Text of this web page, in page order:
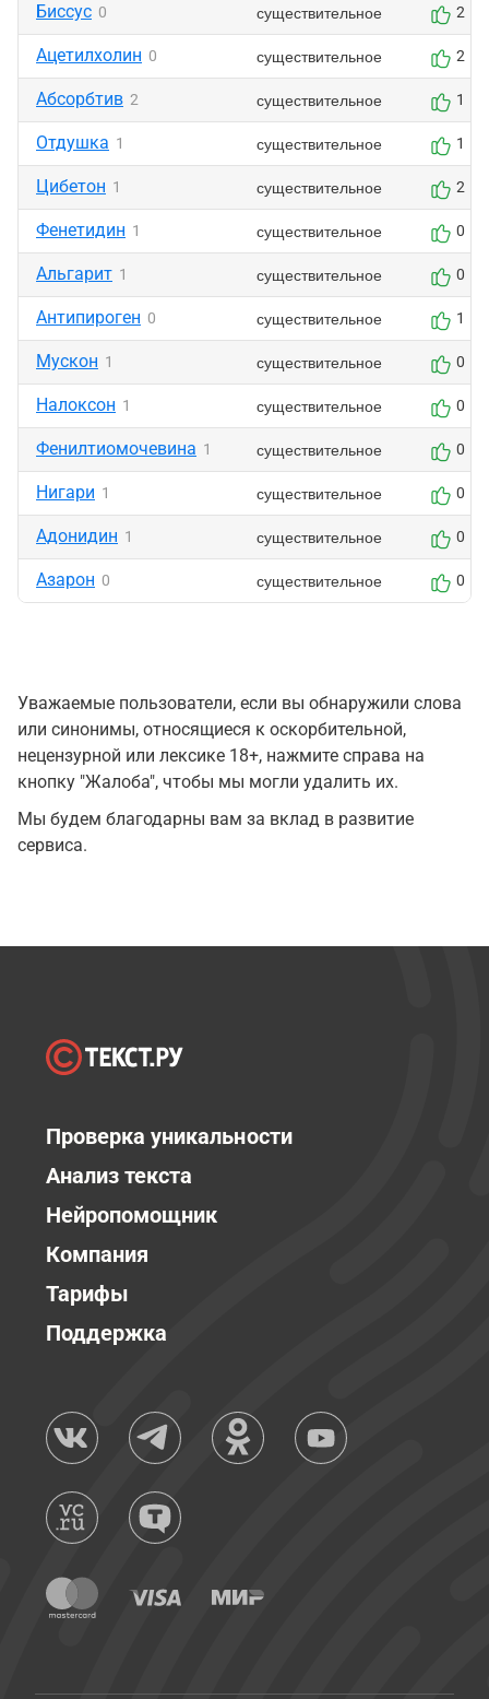
Биссус 0 существительное 2
Ацетилхолин 0 существительное 2
Абсорбтив 2 существительное 1
Отдушка 1 существительное 1
Цибетон 1 существительное 2
Фенетидин 1 существительное 0
Альгарит 1 существительное 0
Антипироген 0 существительное 1
Мускон 1 существительное 0
Налоксон 1 существительное 0
Фенилтиомочевина 1 существительное 0
Нигари 1 существительное 0
Адонидин 1 существительное 0
Азарон 0 существительное 0
Уважаемые пользователи, если вы обнаружили слова
или синонимы, относящиеся к оскорбительной,
нецензурной или лексике 18+, нажмите справа на
кнопку "Жалоба", чтобы мы могли удалить их.
Мы будем благодарны вам за вклад в развитие
сервиса.
Проверка уникальности
Анализ текста
Нейропомощник
Компания
Тарифы
Поддержка